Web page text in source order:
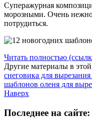
Суперажурная
морозными. Очень
потрудиться.
Читать полностью
Другие материалы в
снеговика для
шаблонов оленя для
Наверх
Последнее на сайте: